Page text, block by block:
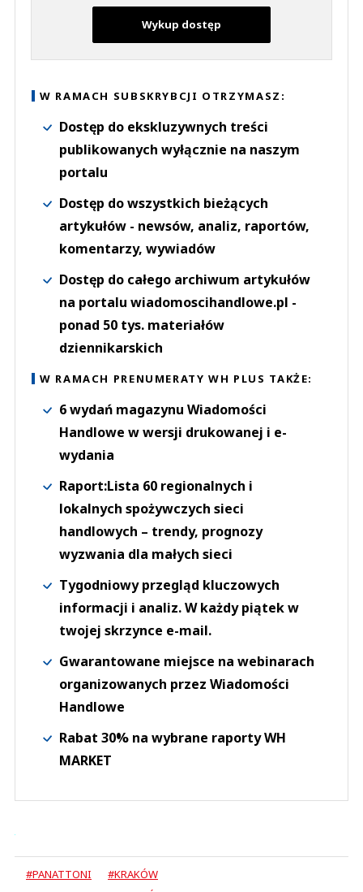
Wykup dostęp
W RAMACH SUBSKRYBCJI OTRZYMASZ:
Dostęp do ekskluzywnych treści
publikowanych wyłącznie na naszym
portalu
Dostęp do wszystkich bieżących
artykułów - newsów, analiz, raportów,
komentarzy, wywiadów
Dostęp do całego archiwum artykułów
na portalu wiadomoscihandlowe.pl -
ponad 50 tys. materiałów
dziennikarskich
W RAMACH PRENUMERATY WH PLUS TAKŻE:
6 wydań magazynu Wiadomości
Handlowe w wersji drukowanej i e-
wydania
Raport:Lista 60 regionalnych i
lokalnych spożywczych sieci
handlowych – trendy, prognozy
wyzwania dla małych sieci
Tygodniowy przegląd kluczowych
informacji i analiz. W każdy piątek w
twojej skrzynce e-mail.
Gwarantowane miejsce na webinarach
organizowanych przez Wiadomości
Handlowe
Rabat 30% na wybrane raporty WH
MARKET
#PANATTONI
#KRAKÓW